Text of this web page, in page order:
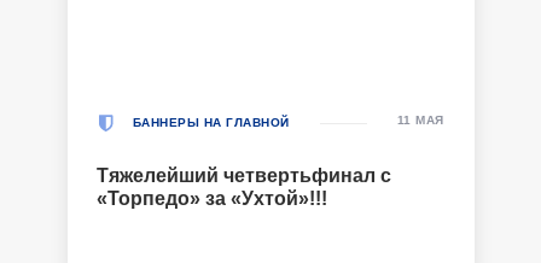
БАННЕРЫ НА ГЛАВНОЙ
Тяжелейший четвертьфинал с
«Торпедо» за «Ухтой»!!!
11 МАЯ